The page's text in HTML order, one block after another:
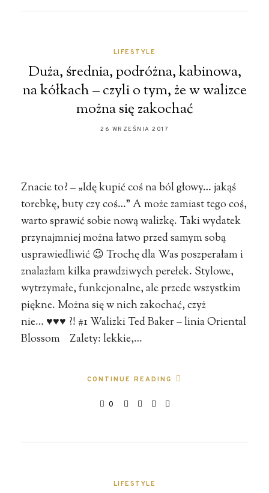
LIFESTYLE
Duża, średnia, podróżna, kabinowa,
na kółkach – czyli o tym, że w walizce
można się zakochać
26 WRZEŚNIA 2017
Znacie to? – „Idę kupić coś na ból głowy… jakąś
torebkę, buty czy coś…” A może zamiast tego coś,
warto sprawić sobie nową walizkę. Taki wydatek
przynajmniej można łatwo przed samym sobą
usprawiedliwić 😉 Trochę dla Was poszperałam i
znalazłam kilka prawdziwych perełek. Stylowe,
wytrzymałe, funkcjonalne, ale przede wszystkim
piękne. Można się w nich zakochać, czyż
nie… ♥♥♥ ?! #1 Walizki Ted Baker – linia Oriental
Blossom Zalety: lekkie,…
CONTINUE READING
0
LIFESTYLE